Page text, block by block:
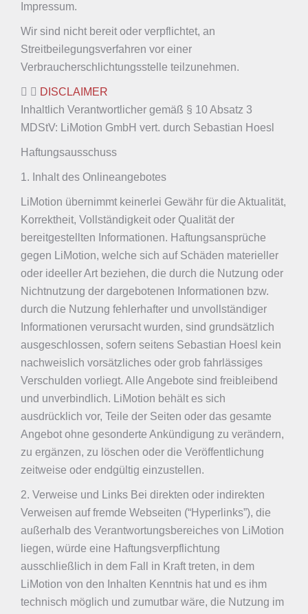
Impressum.
Wir sind nicht bereit oder verpflichtet, an
Streitbeilegungsverfahren vor einer
Verbraucherschlichtungsstelle teilzunehmen.
DISCLAIMER
Inhaltlich Verantwortlicher gemäß § 10 Absatz 3
MDStV: LiMotion GmbH vert. durch Sebastian Hoesl
Haftungsausschuss
1. Inhalt des Onlineangebotes
LiMotion übernimmt keinerlei Gewähr für die Aktualität,
Korrektheit, Vollständigkeit oder Qualität der
bereitgestellten Informationen. Haftungsansprüche
gegen LiMotion, welche sich auf Schäden materieller
oder ideeller Art beziehen, die durch die Nutzung oder
Nichtnutzung der dargebotenen Informationen bzw.
durch die Nutzung fehlerhafter und unvollständiger
Informationen verursacht wurden, sind grundsätzlich
ausgeschlossen, sofern seitens Sebastian Hoesl kein
nachweislich vorsätzliches oder grob fahrlässiges
Verschulden vorliegt. Alle Angebote sind freibleibend
und unverbindlich. LiMotion behält es sich
ausdrücklich vor, Teile der Seiten oder das gesamte
Angebot ohne gesonderte Ankündigung zu verändern,
zu ergänzen, zu löschen oder die Veröffentlichung
zeitweise oder endgültig einzustellen.
2. Verweise und Links Bei direkten oder indirekten
Verweisen auf fremde Webseiten (“Hyperlinks”), die
außerhalb des Verantwortungsbereiches von LiMotion
liegen, würde eine Haftungsverpflichtung
ausschließlich in dem Fall in Kraft treten, in dem
LiMotion von den Inhalten Kenntnis hat und es ihm
technisch möglich und zumutbar wäre, die Nutzung im